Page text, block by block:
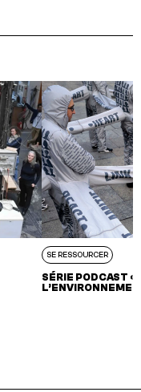
SE RESSOURCER
SÉRIE PODCAST «